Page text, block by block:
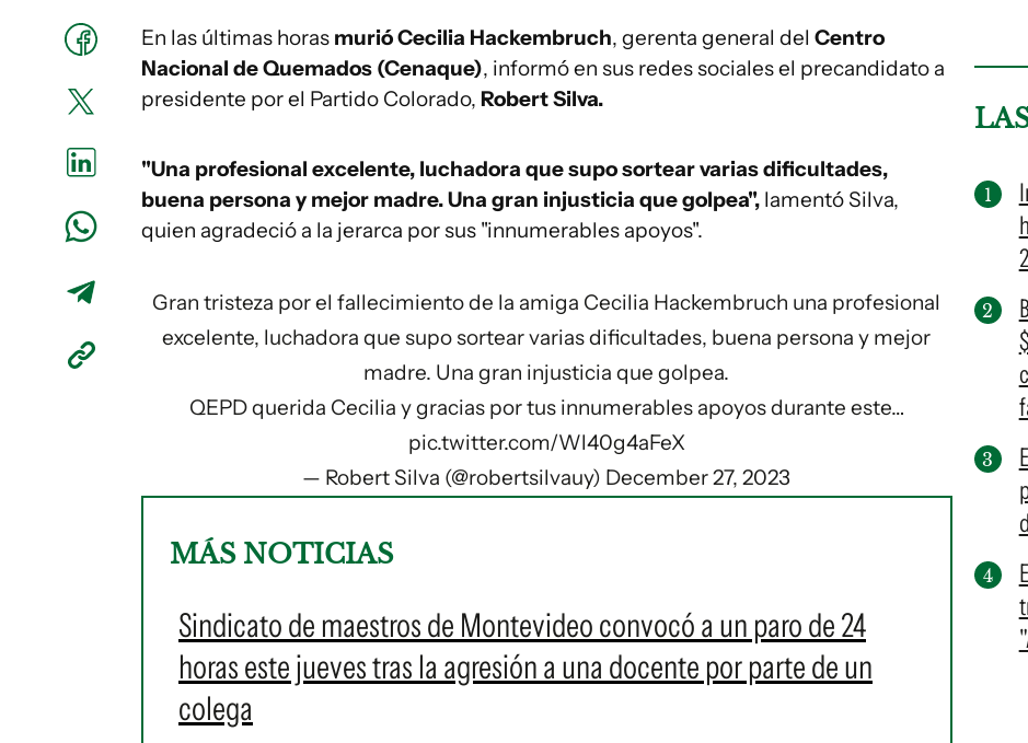
En las últimas horas murió Cecilia Hackembruch, gerenta general del Centro
Nacional de Quemados (Cenaque), informó en sus redes sociales el precandidato a
presidente por el Partido Colorado, Robert Silva.
"Una profesional excelente, luchadora que supo sortear varias dificultades,
buena persona y mejor madre. Una gran injusticia que golpea", lamentó Silva,
quien agradeció a la jerarca por sus "innumerables apoyos".
Gran tristeza por el fallecimiento de la amiga Cecilia Hackembruch una profesional
excelente, luchadora que supo sortear varias dificultades, buena persona y mejor
madre. Una gran injusticia que golpea.
QEPD querida Cecilia y gracias por tus innumerables apoyos durante este…
pic.twitter.com/Wl40g4aFeX
— Robert Silva (@robertsilvauy) December 27, 2023
MÁS NOTICIAS
Sindicato de maestros de Montevideo convocó a un paro de 24
horas este jueves tras la agresión a una docente por parte de un
colega